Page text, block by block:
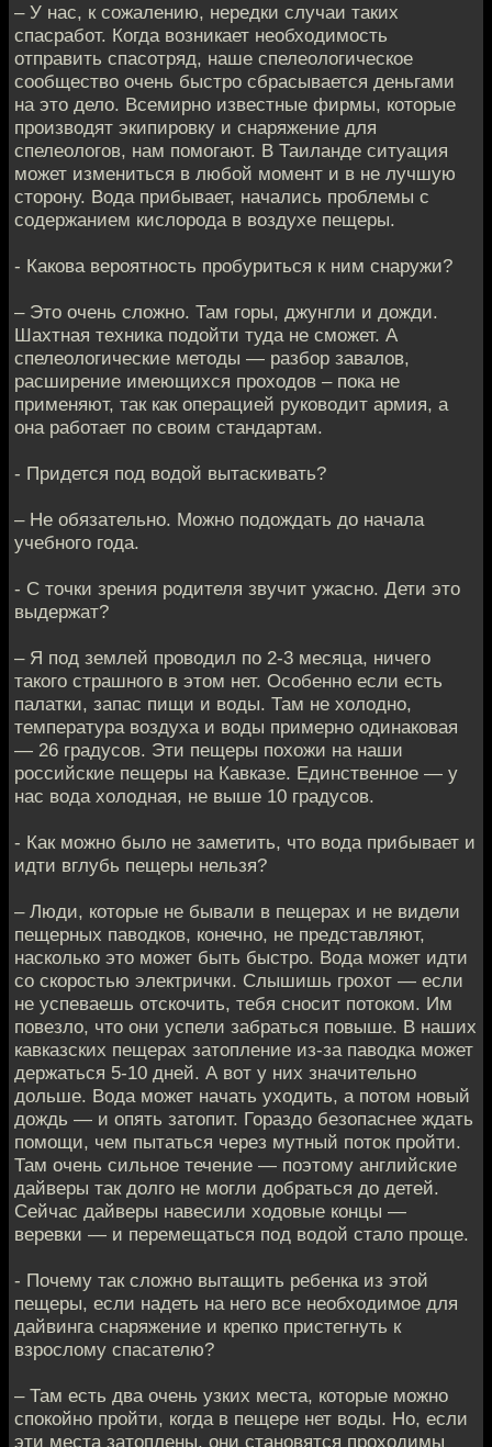
– У нас, к сожалению, нередки случаи таких
спасработ. Когда возникает необходимость
отправить спасотряд, наше спелеологическое
сообщество очень быстро сбрасывается деньгами
на это дело. Всемирно известные фирмы, которые
производят экипировку и снаряжение для
спелеологов, нам помогают. В Таиланде ситуация
может измениться в любой момент и в не лучшую
сторону. Вода прибывает, начались проблемы с
содержанием кислорода в воздухе пещеры.
- Какова вероятность пробуриться к ним снаружи?
– Это очень сложно. Там горы, джунгли и дожди.
Шахтная техника подойти туда не сможет. А
спелеологические методы — разбор завалов,
расширение имеющихся проходов – пока не
применяют, так как операцией руководит армия, а
она работает по своим стандартам.
- Придется под водой вытаскивать?
– Не обязательно. Можно подождать до начала
учебного года.
- С точки зрения родителя звучит ужасно. Дети это
выдержат?
– Я под землей проводил по 2-3 месяца, ничего
такого страшного в этом нет. Особенно если есть
палатки, запас пищи и воды. Там не холодно,
температура воздуха и воды примерно одинаковая
— 26 градусов. Эти пещеры похожи на наши
российские пещеры на Кавказе. Единственное — у
нас вода холодная, не выше 10 градусов.
- Как можно было не заметить, что вода прибывает и
идти вглубь пещеры нельзя?
– Люди, которые не бывали в пещерах и не видели
пещерных паводков, конечно, не представляют,
насколько это может быть быстро. Вода может идти
со скоростью электрички. Слышишь грохот — если
не успеваешь отскочить, тебя сносит потоком. Им
повезло, что они успели забраться повыше. В наших
кавказских пещерах затопление из-за паводка может
держаться 5-10 дней. А вот у них значительно
дольше. Вода может начать уходить, а потом новый
дождь — и опять затопит. Гораздо безопаснее ждать
помощи, чем пытаться через мутный поток пройти.
Там очень сильное течение — поэтому английские
дайверы так долго не могли добраться до детей.
Сейчас дайверы навесили ходовые концы —
веревки — и перемещаться под водой стало проще.
- Почему так сложно вытащить ребенка из этой
пещеры, если надеть на него все необходимое для
дайвинга снаряжение и крепко пристегнуть к
взрослому спасателю?
– Там есть два очень узких места, которые можно
спокойно пройти, когда в пещере нет воды. Но, если
эти места затоплены, они становятся проходимы